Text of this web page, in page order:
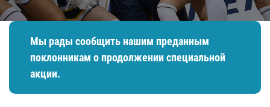
Мы рады сообщить нашим преданным
поклонникам о продолжении специальной
акции.